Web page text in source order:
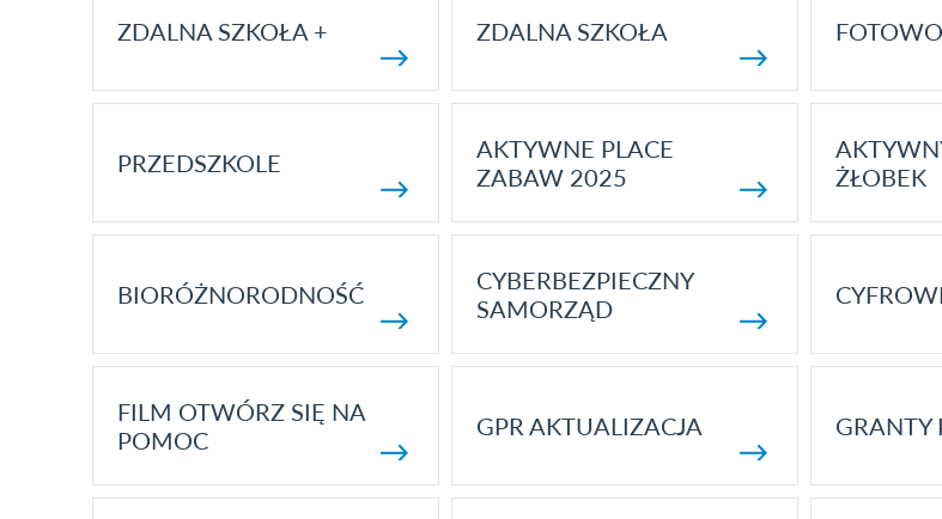
ZDALNA SZKOŁA + ZDALNA SZKOŁA
PRZEDSZKOLE
AKTYWNE PLACE
ZABAW 2025
ŻŁOBEK
BIORÓŻNORODNOŚĆ
CYBERBEZPIECZNY
SAMORZĄD
FILM OTWÓRZ SIĘ NA
POMOC
GPR AKTUALIZACJA GRANTY